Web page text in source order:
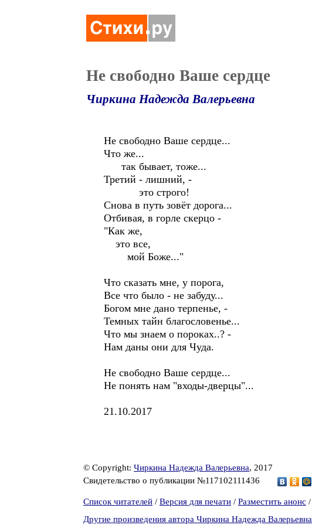
Не свободно Ваше сердце
Чиркина Надежда Валерьевна
Не свободно Ваше сердце...
Что же...
так бывает, тоже...
Третий - лишний, -
это строго!
Снова в путь зовёт дорога...
Отбивая, в горле скерцо -
"Как же,
это все,
мой Боже..."
Что сказать мне, у порога,
Все что было - не забуду...
Богом мне дано терпенье, -
Темных тайн благословенье...
Что мы знаем о пороках..? -
Нам даны они для Чуда.
Не свободно Ваше сердце...
Не понять нам "входы-дверцы"...
21.10.2017
© Copyright: Чиркина Надежда Валерьевна, 2017
Свидетельство о публикации №117102111436
Список читателей / Версия для печати / Разместить анонс /
Другие произведения автора Чиркина Надежда Валерьевна